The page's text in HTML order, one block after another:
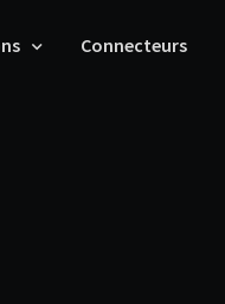
Connecteurs